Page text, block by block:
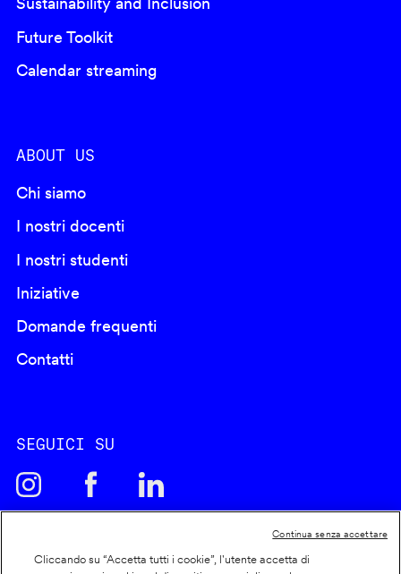
Future Toolkit
Calendar streaming
ABOUT US
Chi siamo
I nostri docenti
I nostri studenti
Iniziative
Domande frequenti
Contatti
SEGUICI SU
Cliccando su “Accetta tutti i cookie”, l'utente accetta di
Continua senza accettare